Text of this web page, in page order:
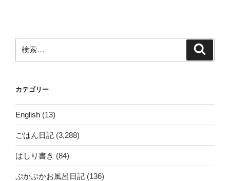
索:
カテゴリー
English (13)
ごはん日記 (3,288)
はしり書き (84)
ぷかぷかお風呂日記 (136)